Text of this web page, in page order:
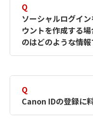
す。詳しい作成
何ですか？
ださい。
Q
ソーシャルログイ
ウントを作成する
のはどのような情報
択したサービ
簡単に作成でき
Canon IDの登録
Q
Canon IDの登録に